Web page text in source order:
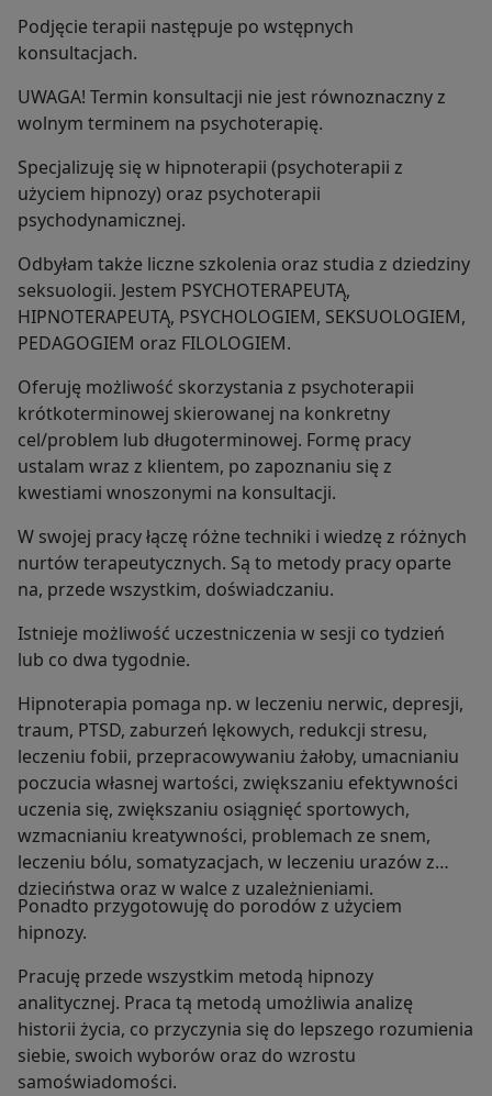
Podjęcie terapii następuje po wstępnych
konsultacjach.
UWAGA! Termin konsultacji nie jest równoznaczny z
wolnym terminem na psychoterapię.
Specjalizuję się w hipnoterapii (psychoterapii z
użyciem hipnozy) oraz psychoterapii
psychodynamicznej.
Odbyłam także liczne szkolenia oraz studia z dziedziny
seksuologii. Jestem PSYCHOTERAPEUTĄ,
HIPNOTERAPEUTĄ, PSYCHOLOGIEM, SEKSUOLOGIEM,
PEDAGOGIEM oraz FILOLOGIEM.
Oferuję możliwość skorzystania z psychoterapii
krótkoterminowej skierowanej na konkretny
cel/problem lub długoterminowej. Formę pracy
ustalam wraz z klientem, po zapoznaniu się z
kwestiami wnoszonymi na konsultacji.
W swojej pracy łączę różne techniki i wiedzę z różnych
nurtów terapeutycznych. Są to metody pracy oparte
na, przede wszystkim, doświadczaniu.
Istnieje możliwość uczestniczenia w sesji co tydzień
lub co dwa tygodnie.
Hipnoterapia pomaga np. w leczeniu nerwic, depresji,
traum, PTSD, zaburzeń lękowych, redukcji stresu,
leczeniu fobii, przepracowywaniu żałoby, umacnianiu
poczucia własnej wartości, zwiększaniu efektywności
uczenia się, zwiększaniu osiągnięć sportowych,
wzmacnianiu kreatywności, problemach ze snem,
leczeniu bólu, somatyzacjach, w leczeniu urazów z
dzieciństwa oraz w walce z uzależnieniami.
Ponadto przygotowuję do porodów z użyciem
hipnozy.
Pracuję przede wszystkim metodą hipnozy
analitycznej. Praca tą metodą umożliwia analizę
historii życia, co przyczynia się do lepszego rozumienia
siebie, swoich wyborów oraz do wzrostu
samoświadomości.